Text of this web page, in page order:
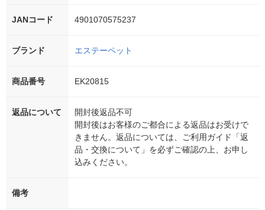
JANコード 4901070575237
ブランド エステーペット
商品番号 EK20815
返品について
開封後返品不可
開封後はお客様のご都合による返品はお受けで
きません。返品については、ご利用ガイド「返
品・交換について」を必ずご確認の上、お申し
込みください。
備考